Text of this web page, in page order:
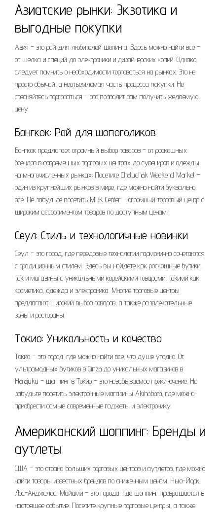
Азиатские рынки: Экзотика и
выгодные покупки
Азия – это рай для любителей шопинга. Здесь можно найти все –
от шелка и специй до электроники и дизайнерских копий. Однако,
следует помнить о необходимости торговаться на рынках. Это не
просто обычай, а неотъемлемая часть процесса покупки. Не
стесняйтесь торговаться – это позволит вам получить желаемую
цену.
Бангкок: Рай для шопоголиков
Бангкок предлагает огромный выбор товаров – от роскошных
брендов в современных торговых центрах до сувениров и одежды
на многочисленных рынках; Посетите Chatuchak Weekend Market –
один из крупнейших рынков в мире, где можно найти буквально
все. Не забудьте посетить MBK Center – огромный торговый центр с
широким ассортиментом товаров по доступным ценам.
Сеул: Стиль и технологичные новинки
Сеул – это город, где передовые технологии гармонично сочетаются
с традиционным стилем. Здесь вы найдете как роскошные бутики,
так и магазины с уникальными корейскими товарами, такими как
косметика, одежда и электроника. Многие торговые центры
предлагают широкий выбор товаров, а также развлекательные
зоны и рестораны.
Токио: Уникальность и качество
Токио – это город, где можно найти все, что душе угодно. От
ультрамодных бутиков в Ginza до уникальных магазинов в
Harajuku – шоппинг в Токио – это незабываемое приключение. Не
забудьте посетить электронные магазины Akihabara, где можно
приобрести самые современные гаджеты и электронику.
Американский шоппинг: Бренды и
аутлеты
США – это страна больших торговых центров и аутлетов, где можно
найти товары известных брендов по сниженным ценам. Нью-Йорк,
Лос-Анджелес, Майами – это города, где шоппинг превращается в
настоящее событие. Посетите крупные торговые центры, а также